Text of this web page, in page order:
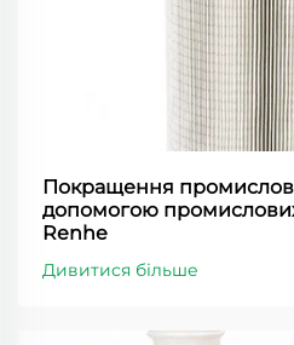
Покращення
допомогою
Renhe
Дивитися більше